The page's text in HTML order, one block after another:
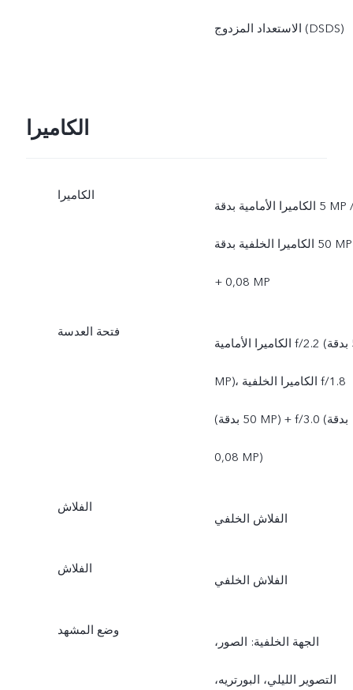
الاستعداد المزدوج (DSDS)
الكاميرا
الكاميرا
الكاميرا الأمامية بدقة ‎5 MP /
الكاميرا الخلفية بدقة ‎50 MP
+ ‏‎0,08 MP
فتحة العدسة
الكاميرا الأمامية f/2.2 (بدقة ‎5
MP)، الكاميرا الخلفية f/1.8
(بدقة ‎50 MP) + f/3.0 ‏(بدقة
‎0,08 MP)
الفلاش
الفلاش الخلفي
الفلاش
الفلاش الخلفي
وضع المشهد
الجهة الخلفية: الصور،
التصوير الليلي، البورتريه،